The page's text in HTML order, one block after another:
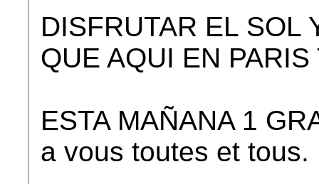
DISFRUTAR EL SOL
QUE AQUI EN
ESTA MAÑANA 1
a vous toutes et tous.